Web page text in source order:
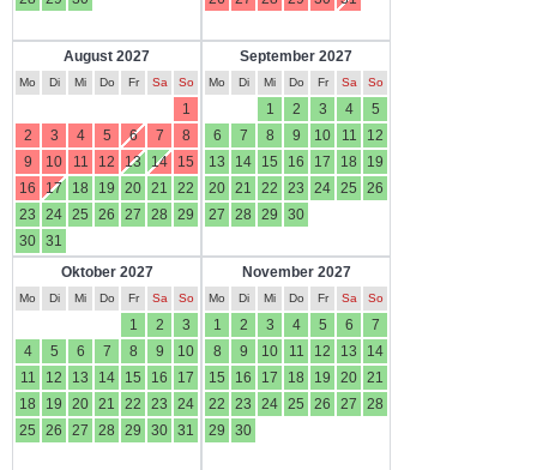
August 2027
Mo Di Mi Do Fr Sa So
1
2
3 4 5 6 7
8
9
10 11 12 13 14
15
16
17 18 19 20 21
22
23
24 25 26 27 28
29
30 31
September 2027
Mo Di Mi Do Fr Sa So
1 2 3 4
5
6
7 8 9 10 11
12
13
14 15 16 17 18
19
20 21 22 23 24 25
26
27
28 29 30
Oktober 2027
Mo Di Mi Do Fr Sa So
1 2
3
4
5 6 7 8 9
10
11
12 13 14 15 16
17
18
19 20 21 22 23
24
25
26 27 28 29 30 31
November 2027
Mo Di Mi Do Fr Sa So
1 2 3 4 5 6
7
8
9 10 11 12 13
14
15
16 17 18 19 20 21
22
23 24 25 26 27
28
29
30